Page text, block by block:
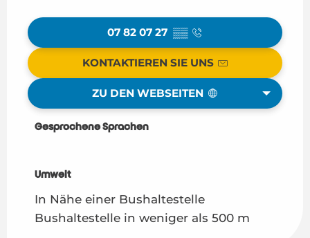
07 82 07 27 ▒▒
KONTAKTIEREN SIE UNS
ZU DEN WEBSEITEN
Gesprochene Sprachen
Gesprochene Sprachen
Umwelt
Umwelt
In Nähe einer Bushaltestelle
Bushaltestelle in weniger als 500 m